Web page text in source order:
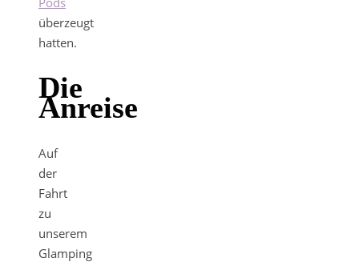
überzeugt
hatten.
Die
Anreise
Auf
der
Fahrt
zu
unserem
Glamping